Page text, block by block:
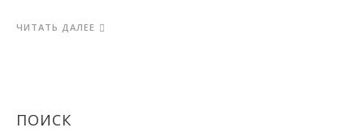
ЧИТАТЬ ДАЛЕЕ
ПОИСК